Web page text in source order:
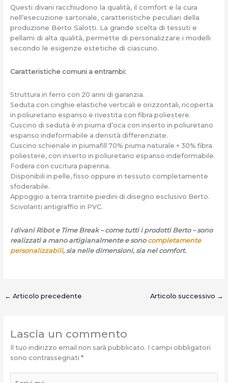
Questi divani racchiudono la qualità, il comfort e la cura
nell’esecuzione sartoriale, caratteristiche peculiari della
produzione Berto Salotti. La grande scelta di tessuti e
pellami di alta qualità, permette di personalizzare i modelli
secondo le esigenze estetiche di ciascuno.
Caratteristiche comuni a entrambi:
Struttura in ferro con 20 anni di garanzia.
Seduta con cinghie elastiche verticali e orizzontali, ricoperta
in poliuretano espanso e rivestita con fibra poliestere.
Cuscino di seduta è in piuma d’oca con inserto in poliuretano
espanso indeformabile a densità differenziate.
Cuscino schienale in piumafill 70% piuma naturale + 30% fibra
poliestere, con inserto in poliuretano espanso indeformabile.
Fodera con cucitura paperina.
Disponibili in pelle, fisso oppure in tessuto completamente
sfoderabile.
Appoggio a terra tramite piedini di disegno esclusivo Berto.
Scivolanti antigraffio in PVC.
I divani Ribot e Time Break – come tutti i prodotti Berto – sono
realizzati a mano artigianalmente e sono completamente
personalizzabili, sia nelle dimensioni, sia nel comfort.
← Articolo precedente Articolo successivo →
Lascia un commento
Il tuo indirizzo email non sarà pubblicato. I campi obbligatori
sono contrassegnati *